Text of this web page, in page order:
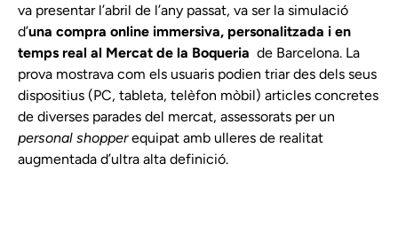
va presentar l’abril de l’any passat, va ser la simulació
d’una compra online immersiva, personalitzada i en
temps real al Mercat de la Boqueria de Barcelona. La
prova mostrava com els usuaris podien triar des dels seus
dispositius (PC, tableta, telèfon mòbil) articles concretes
de diverses parades del mercat, assessorats per un
personal shopperequipat amb ulleres de realitat
augmentada d’ultra alta definició.